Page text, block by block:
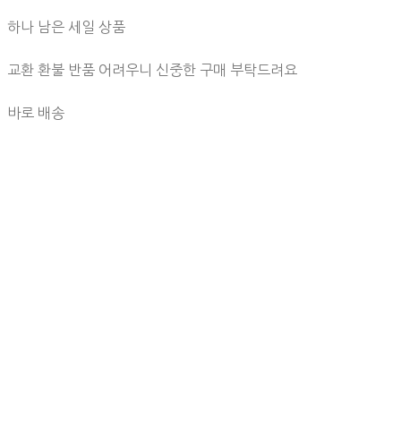
하나 남은 세일 상품
교환 환불 반품 어려우니 신중한 구매 부탁드려요
바로 배송